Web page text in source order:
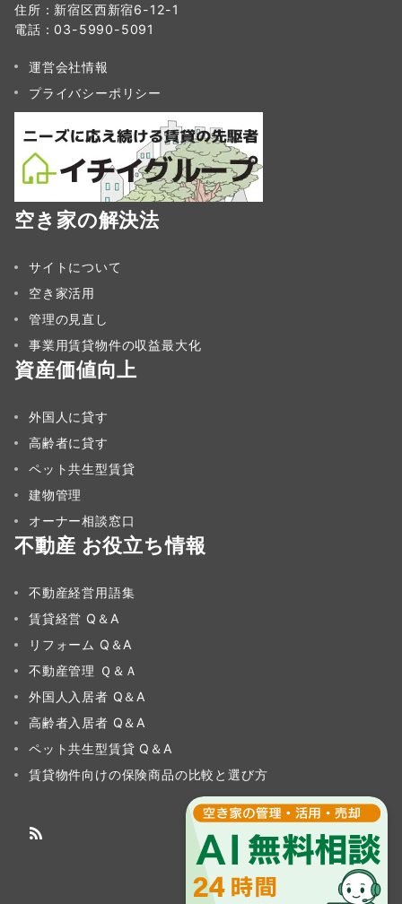
住所：新宿区西新宿6-12-1
電話：03-5990-5091
運営会社情報
プライバシーポリシー
空き家の解決法
サイトについて
空き家活用
管理の見直し
事業用賃貸物件の収益最大化
資産価値向上
外国人に貸す
高齢者に貸す
ペット共生型賃貸
建物管理
オーナー相談窓口
不動産 お役立ち情報
不動産経営用語集
賃貸経営 Q＆A
リフォーム Q＆A
不動産管理 Ｑ＆Ａ
外国人入居者 Q＆A
高齢者入居者 Q＆A
ペット共生型賃貸 Q＆A
賃貸物件向けの保険商品の比較と選び方